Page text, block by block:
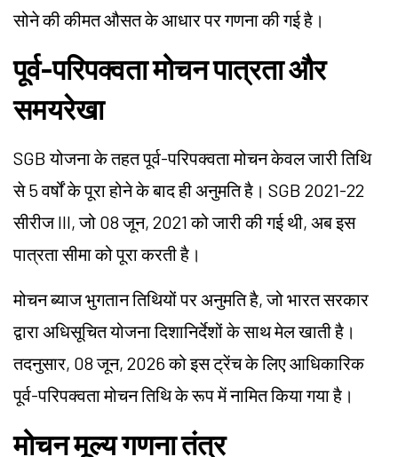
सोने की कीमत औसत के आधार पर गणना की गई है।
पूर्व-परिपक्वता मोचन पात्रता और
समयरेखा
SGB योजना के तहत पूर्व-परिपक्वता मोचन केवल जारी तिथि
से 5 वर्षों के पूरा होने के बाद ही अनुमति है। SGB 2021-22
सीरीज III, जो 08 जून, 2021 को जारी की गई थी, अब इस
पात्रता सीमा को पूरा करती है।
मोचन ब्याज भुगतान तिथियों पर अनुमति है, जो भारत सरकार
द्वारा अधिसूचित योजना दिशानिर्देशों के साथ मेल खाती है।
तदनुसार, 08 जून, 2026 को इस ट्रेंच के लिए आधिकारिक
पूर्व-परिपक्वता मोचन तिथि के रूप में नामित किया गया है।
मोचन मूल्य गणना तंत्र